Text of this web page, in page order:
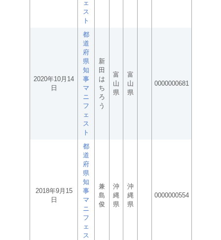
ェ
ス
ト
2020年10月14
日
都
道
府
県
知
事
マ
ニ
フ
ェ
ス
ト
新
田
は
ち
ろ
う
富
山
県
富
山
県
0000000681
2018年9月15
日
都
道
府
県
知
事
マ
ニ
フ
ェ
ス
兼
島
俊
沖
縄
県
沖
縄
県
0000000554